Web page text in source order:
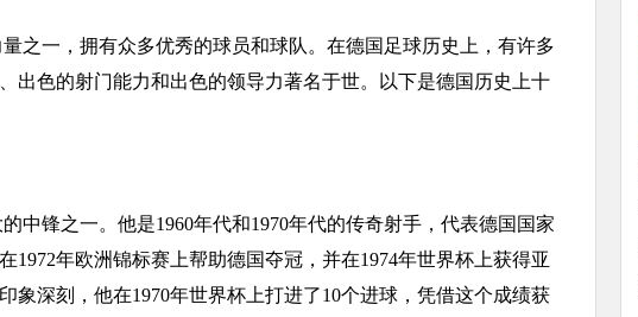
一，拥有众多优秀的球员和球队。在德国足球历史上，有许多
出色的射门能力和出色的领导力著名于世。以下是德国历史上十
锋之一。他是1960年代和1970年代的传奇射手，代表德国国家
1972年欧洲锦标赛上帮助德国夺冠，并在1974年世界杯上获得亚
象深刻，他在1970年世界杯上打进了10个进球，凭借这个成绩获